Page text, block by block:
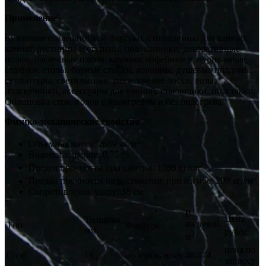
Применение
Кухонные столешницы и фартуки, столешницы для ванных
комнат, лестницы и ступени, подоконники, декоративные
полки, настенные панно, камины, кофейные и журнальные
столики, столы, барные стойки, колонны, душевые поддоны,
скульптуры, светильники, разделочные доски, вазы,
подсвечники, аксессуары для ванной: стаканчики, подставки.
Облицовка стен, полов с подогревом и без подогрева.
Физико-механические свойства
Объемная масса: 2689 кг/м
Водопоглощение: 0,75 %
Предел прочности при сжатии: 1089 кг/см
Предел прочности на растяжение при изгибе: 209 кг/см
Сопротивление удару: 38 см
Тип
Толщина,
мм
В
наличии,
Цена,
руб/м
48,474
цена по
запросу